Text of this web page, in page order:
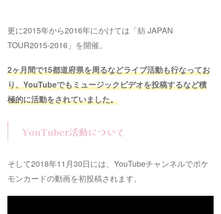
更に2015年から2016年にかけては「紡 JAPAN
TOUR2015-2016」を開催。
2ヶ月間で15都道府県を周るなどライブ活動も行なってお
り、YouTubeでもミュージックビデオを投稿するなど積
極的に活動をされていました。
YouTuber活動について
そして2018年11月30日には、YouTubeチャンネルでポケ
モンカードの動画を初投稿されます。